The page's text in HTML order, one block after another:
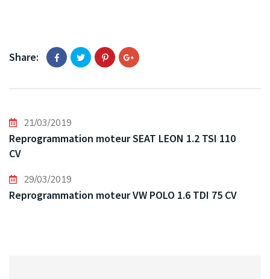
Share:
21/03/2019
Reprogrammation moteur SEAT LEON 1.2 TSI 110
CV
29/03/2019
Reprogrammation moteur VW POLO 1.6 TDI 75 CV